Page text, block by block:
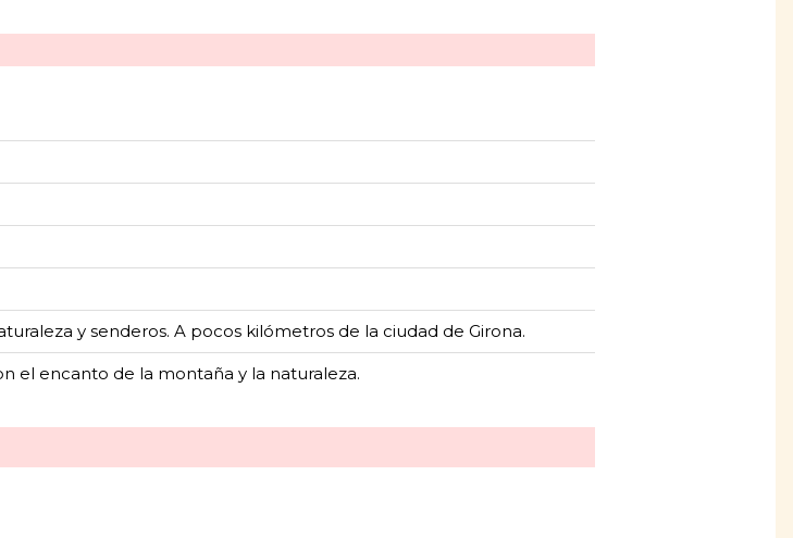
y senderos. A pocos kilómetros de la ciudad de Girona.
el encanto de la montaña y la naturaleza.